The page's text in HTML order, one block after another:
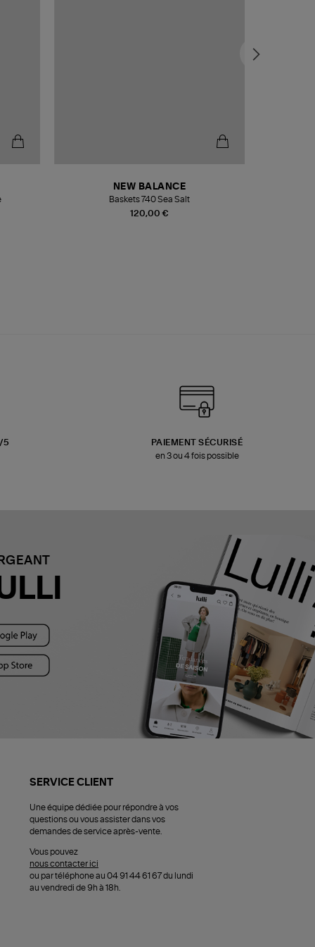
120,00 €
NEW BALANCE
Baskets 740 Sea Salt
5
PAIEMENT SÉCURISÉ
en 3 ou 4 fois possible
SERVICE CLIENT
Une équipe dédiée pour répondre à vos
questions ou vous assister dans vos
demandes de service après-vente.
Vous pouvez
nous contacter ici
ou par téléphone au 04 91 44 61 67 du lundi
au vendredi de 9h à 18h.